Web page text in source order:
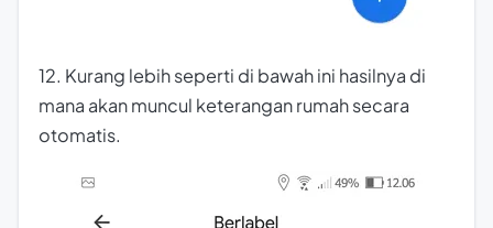
12. Kurang lebih seperti di bawah ini hasilnya di
mana akan muncul keterangan rumah secara
otomatis.